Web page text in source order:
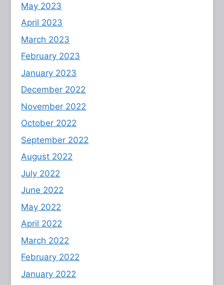
May 2023
April 2023
March 2023
February 2023
January 2023
December 2022
November 2022
October 2022
September 2022
August 2022
July 2022
June 2022
May 2022
April 2022
March 2022
February 2022
January 2022